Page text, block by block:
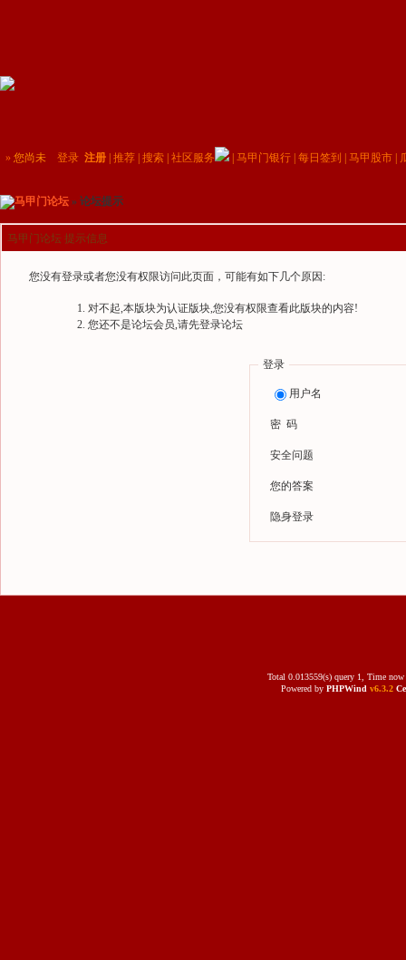
» 您尚未 登录 注册 推荐 搜索 社区服务 马甲门银行 每日签到 马甲股市
马甲门论坛 » 论坛提示
马甲门论坛 提示信息
您没有登录或者您没有权限访问此页面，可能有如下几个原因:
对不起,本版块为认证版块,您没有权限查看此版块的内容!
您还不是论坛会员,请先登录论坛
登录
用户名
密 码
安全问题
您的答案
隐身登录
Total 0.013559(s) query 1, Time
Powered by PHPWind v6.3.2